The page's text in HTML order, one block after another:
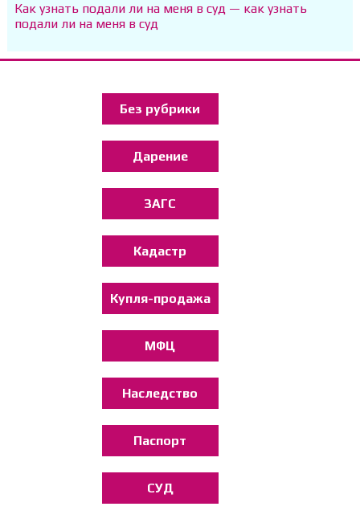
Как узнать подали ли на меня в суд — как узнать
подали ли на меня в суд
Без рубрики
Дарение
ЗАГС
Кадастр
Купля-продажа
МФЦ
Наследство
Паспорт
СУД